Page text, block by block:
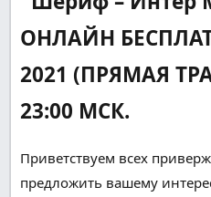
ОНЛАЙН
2021 (ПРЯМАЯ
23:00 МСК.
Приветствуем всех
предложить вашему